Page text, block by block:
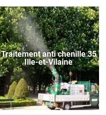
Traitement anti chenille 35
Ille-et-Vilaine